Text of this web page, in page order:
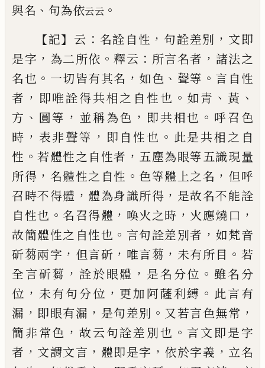
與名 、 句為依云云 。
【記】 云 ： 名詮自性 ， 句詮差別 ， 文即
是字 ， 為二所依 。釋云 ： 所言名者 ， 諸法之
名也 。 一切皆有其名 ， 如色 、 聲等 。 言 自性
者 ， 即唯詮得共相之自性也 。 如青 、 黃 、
方 、 圓等 ， 並稱為色 ， 即共相也 。 呼召色
時 ， 表非聲等 ， 即自性也 。 此是共相之自
性 。若體性之自性者 ， 五塵為眼等五識現量
所得 ， 名體性之自性 。 色等體上之名 ， 但呼
召時不得體 ， 體為身識所得 ， 是故名不能詮
自性也 。名召得體 ， 喚火之時 ， 火應燒口 ，
故簡體性之自性也 。 言句詮差別者 ， 如梵音
斫蒭兩字 ， 但言斫 ， 唯言蒭 ， 未有所目 。 若
全言斫蒭 ， 詮於眼體 ， 是名分位 。 雖名分
位 ， 未有句分位 ， 更加阿薩利縛 。 此言有
漏 ， 即眼有漏 ， 是句差別 。 又若言色無常 ，
簡非常色 ， 故云句詮差別也 。 言文 即是字
者 ， 文謂文言 ， 體即是字 ， 依於字義 ， 立名